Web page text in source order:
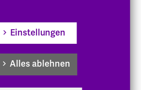
Einstellungen
Alles ablehnen